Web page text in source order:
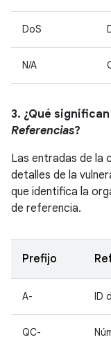
DoS
N/A
3. ¿Qué
Referencias?
Las entradas de la
detalles de la
que identifica la
de referencia.
Prefijo
A- ID
QC-